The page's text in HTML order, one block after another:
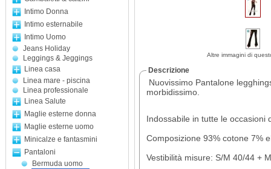
Intimo Donna
Intimo esternabile
Intimo Uomo
Jeans Holiday
Leggings & Jeggings
Linea casa
Linea mare - piscina
Linea professionale
Linea Salute
Maglie esterne donna
Maglie esterne uomo
Minicalze e fantasmini
Pantaloni
Bermuda uomo
Altre immagini di
Descrizione
Nuovissimo Pantalone
morbidissimo.
Indossabile in tutte le occasioni
Composizione 93% cotone 7%
Vestibilità misure: S/M 40/44 +